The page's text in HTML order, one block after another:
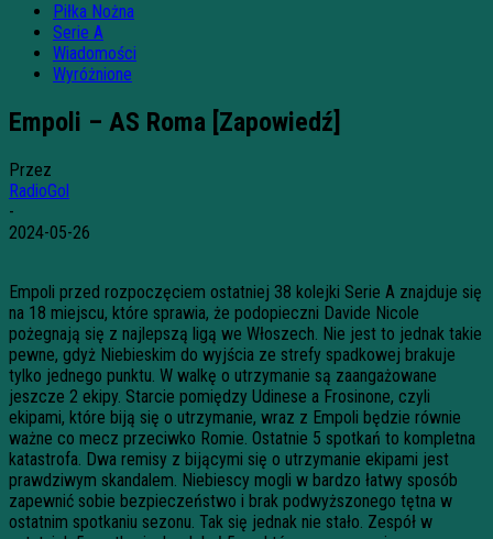
Piłka Nożna
Serie A
Wiadomości
Wyróżnione
Empoli – AS Roma [Zapowiedź]
Przez
RadioGol
-
2024-05-26
Empoli przed rozpoczęciem ostatniej 38 kolejki Serie A znajduje się
na 18 miejscu, które sprawia, że podopieczni Davide Nicole
pożegnają się z najlepszą ligą we Włoszech. Nie jest to jednak takie
pewne, gdyż Niebieskim do wyjścia ze strefy spadkowej brakuje
tylko jednego punktu. W walkę o utrzymanie są zaangażowane
jeszcze 2 ekipy. Starcie pomiędzy Udinese a Frosinone, czyli
ekipami, które biją się o utrzymanie, wraz z Empoli będzie równie
ważne co mecz przeciwko Romie. Ostatnie 5 spotkań to kompletna
katastrofa. Dwa remisy z bijącymi się o utrzymanie ekipami jest
prawdziwym skandalem. Niebiescy mogli w bardzo łatwy sposób
zapewnić sobie bezpieczeństwo i brak podwyższonego tętna w
ostatnim spotkaniu sezonu. Tak się jednak nie stało. Zespół w